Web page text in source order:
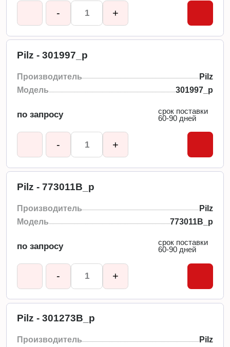
- +
Pilz - 301997_p
Производитель
Pilz
Модель
301997_p
по запросу
срок поставки
60-90 дней
- +
Pilz - 773011B_p
Производитель
Pilz
Модель
773011B_p
по запросу
срок поставки
60-90 дней
- +
Pilz - 301273B_p
Производитель
Pilz